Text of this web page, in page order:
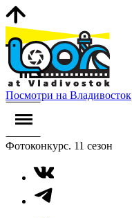
Посмотри на Владивосток
Фотоконкурс. 11 сезон